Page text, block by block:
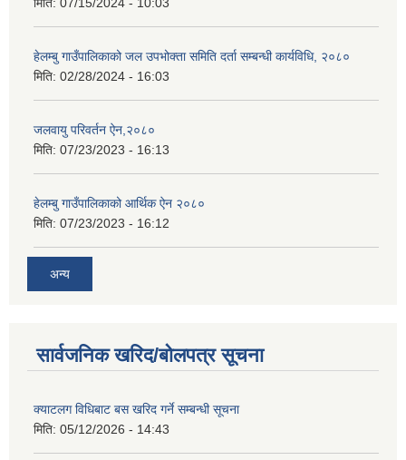
हेलम्बु गाउँपालिकाको जल उपभोक्ता समिति दर्ता सम्बन्धी कार्यविधि, २०८०
मिति: 02/28/2024 - 16:03
जलवायु परिवर्तन ऐन,२०८०
मिति: 07/23/2023 - 16:13
हेलम्बु गाउँपालिकाको आर्थिक ऐन २०८०
मिति: 07/23/2023 - 16:12
अन्य
सार्वजनिक खरिद/बोलपत्र सूचना
क्याटलग विधिबाट बस खरिद गर्ने सम्बन्धी सूचना
मिति: 05/12/2026 - 14:43